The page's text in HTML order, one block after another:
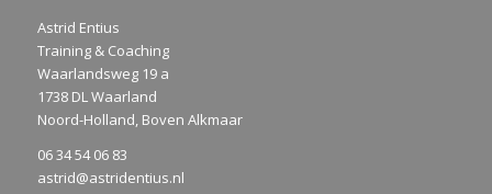
Astrid Entius
Training & Coaching
Waarlandsweg 19 a
1738 DL Waarland
Noord-Holland, Boven Alkmaar
06 34 54 06 83
astrid@astridentius.nl